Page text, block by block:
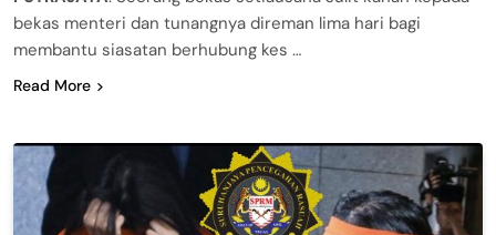
bekas menteri dan tunangnya direman lima hari bagi
membantu siasatan berhubung kes …
Read More